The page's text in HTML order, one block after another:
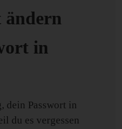
ändern
in
dein Passwort in
du es vergessen